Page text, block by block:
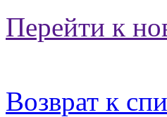
Перейти к
Возврат к